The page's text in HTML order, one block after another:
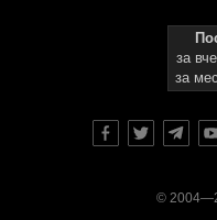
за
за
©